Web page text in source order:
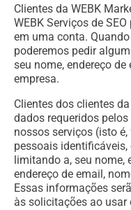
Clientes da WEBK
WEBK Serviços de
em uma conta.
poderemos pedir
seu nome, endereço
empresa.
Clientes dos clientes
dados requeridos
nossos serviços (isto
pessoais
limitando a, seu nome,
endereço de email,
Essas informações
às solicitações ao usar